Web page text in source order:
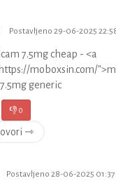
Postavljeno 29-06-2025
7.5mg cheap - <a
moboxsin.com/
generic
👎0
⇾
Postavljeno 28-06-2025